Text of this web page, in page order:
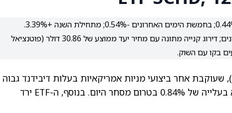
זרימות נטו של כ-68 מיליון דולר בחמשת הימים האחרונים; דירוג קנייה מתונה עם מחיר יעד ממוצע של 30.86 דולר (פוטנציאל
קרן הסל הדיבידנדית של שוואב בארה"ב (SCHD), שעוקבת אחר ביצועי מניות אמריקאיות בעלות דיבידנד גבוה
מתוך מדד Dow Jones U.S. Dividend 100, היא בעלייה של 0.84% בטרום מסחר היום. בנוסף, ה-ETF ירד